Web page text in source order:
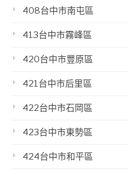
408台中市南屯區
413台中市霧峰區
420台中市豐原區
421台中市后里區
422台中市石岡區
423台中市東勢區
424台中市和平區